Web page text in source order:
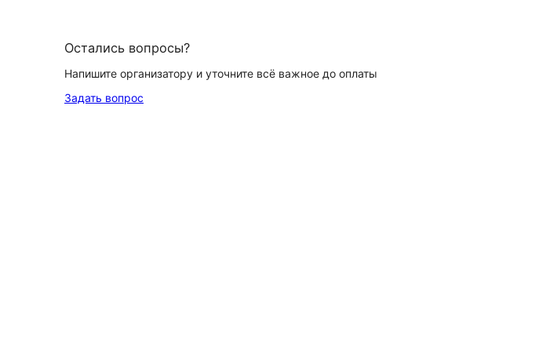
Остались вопросы?
Напишите организатору и уточните всё важное до оплаты
Задать вопрос